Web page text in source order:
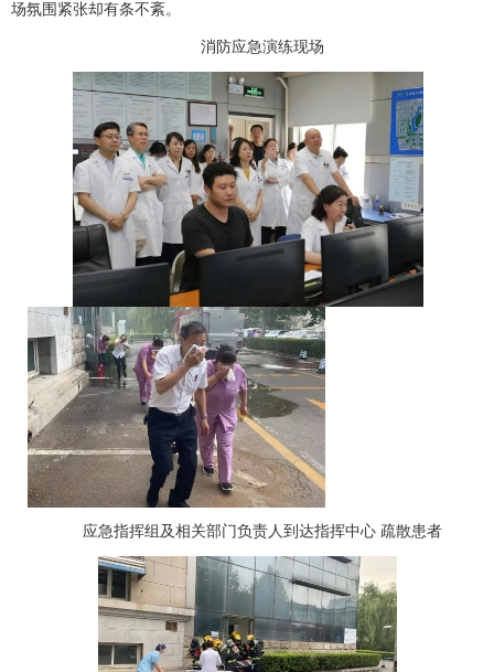
场氛围紧张却有条不紊。
消防应急演练现场
应急指挥组及相关部门负责人到达指挥中心 疏散患者